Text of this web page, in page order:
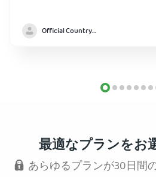
Official Country model
最適なプランをお
あらゆるプランが30日間